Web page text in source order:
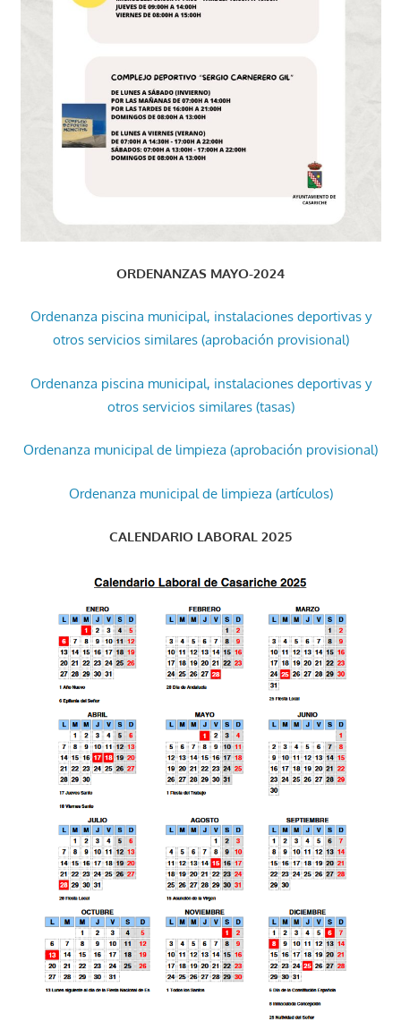
ORDENANZAS MAYO-2024
Ordenanza piscina municipal, instalaciones deportivas y
otros servicios similares (aprobación provisional)
Ordenanza piscina municipal, instalaciones deportivas y
otros servicios similares (tasas)
Ordenanza municipal de limpieza (aprobación provisional)
Ordenanza municipal de limpieza (artículos)
CALENDARIO LABORAL 2025